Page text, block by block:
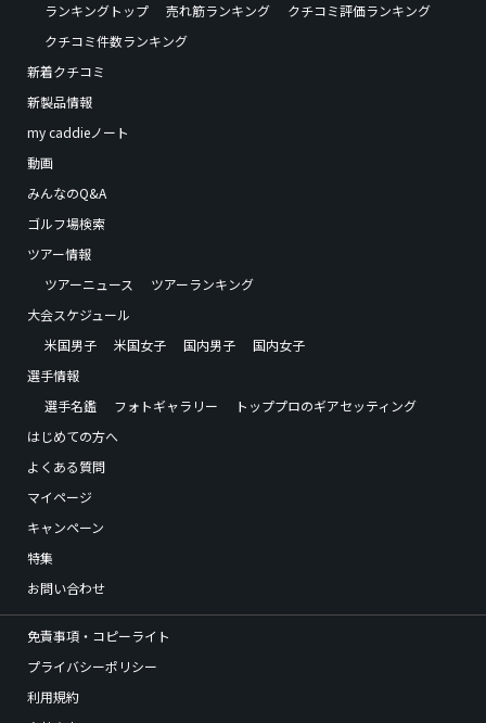
ランキングトップ
売れ筋ランキング
クチコミ評価ランキング
クチコミ件数ランキング
新着クチコミ
新製品情報
my caddieノート
動画
みんなのQ&A
ゴルフ場検索
ツアー情報
ツアーニュース
ツアーランキング
大会スケジュール
米国男子
米国女子 国内男子
国内女子
選手情報
選手名鑑
フォトギャラリー
トッププロのギアセッティング
はじめての方へ
よくある質問
マイページ
キャンペーン
特集
お問い合わせ
免責事項・コピーライト
プライバシーポリシー
利用規約